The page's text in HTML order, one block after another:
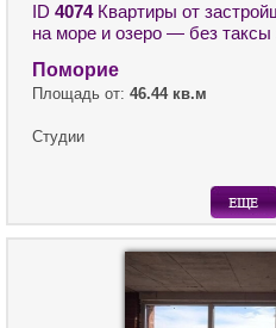
ID 4074Квартиры от
на море и озеро — без
Поморие
Площадь от: 46.44 кв.м
Студии